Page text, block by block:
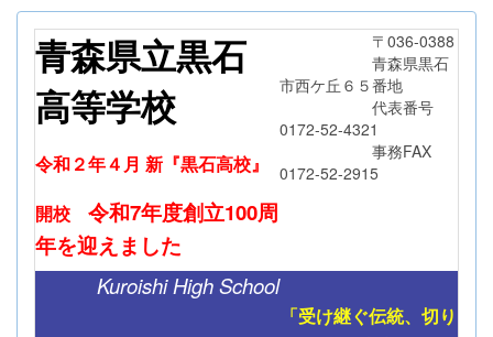
青森県立黒石
高等学校
令和２年４月 新『黒石高校』
開校
令和7年度創立100周
年を迎えました
〒036-0388
青森県黒石
市西ケ丘６５番地
代表番号
0172-52-4321
事務FAX
0172-52-2915
Kuroishi High School
「受け継ぐ伝統、切り